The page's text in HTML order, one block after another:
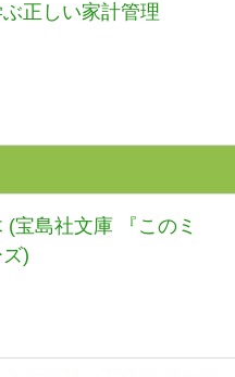
正しい家計管理
宝島社文庫 『このミ
)